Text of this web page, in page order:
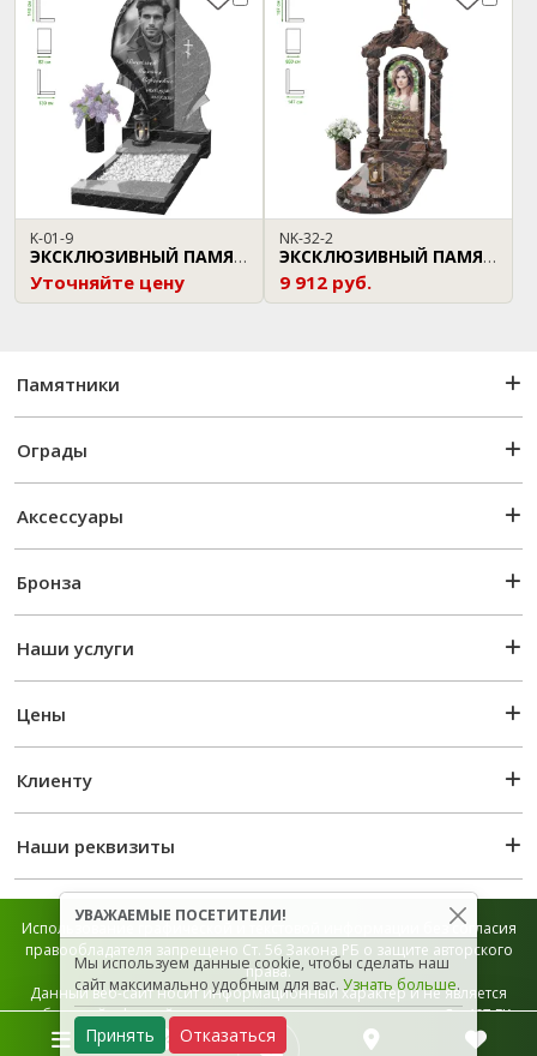
K-01-9
ЭКСКЛЮЗИВНЫЙ ПАМЯТНИК
Уточняйте цену
NK-32-2
ЭКСКЛЮЗИВНЫЙ ПАМЯТНИК
9 912 руб.
Памятники
Ограды
Аксессуары
Бронза
Наши услуги
Цены
Клиенту
Наши реквизиты
Использование графической и текстовой информации без согласия
правообладателя запрещено Ст. 56 Закона РБ о защите авторского
права.
Данный веб-сайт носит информационный характер и не является
публичной офертой, которая определяется положением Ст. 407 ГК
РБ.
УВАЖАЕМЫЕ ПОСЕТИТЕЛИ!
Мы используем данные cookie, чтобы сделать наш
сайт максимально удобным для вас. Узнать больше.
Принять Отказаться